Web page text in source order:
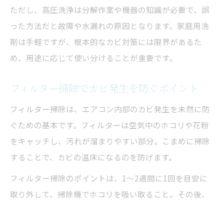
ただし、高圧洗浄は分解作業や機器の知識が必要で、誤
った方法だと故障や水漏れの原因となります。家庭用洗
剤は手軽ですが、根本的なカビ対策には限界があるた
め、用途に応じて使い分けることが重要です。
フィルター掃除でカビ発生を防ぐポイント
フィルター掃除は、エアコン内部のカビ発生を未然に防
ぐための基本です。フィルターは空気中のホコリや花粉
をキャッチし、汚れが溜まりやすい部分。こまめに掃除
することで、カビの温床になるのを防げます。
フィルター掃除のポイントは、1～2週間に1回を目安に
取り外して、掃除機でホコリを吸い取ること。その後、